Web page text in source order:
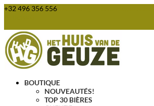
+32 496 356 556
BOUTIQUE
NOUVEAUTÉS!
TOP 30 BIÈRES